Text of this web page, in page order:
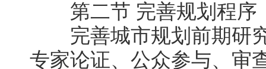
第二节 完善规划程序
完善城市规划前期研究
专家论证、公众参与、审